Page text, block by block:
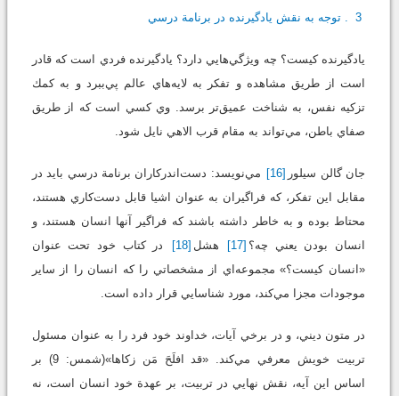
3. توجه به نقش يادگيرنده در برنامة درسي
يادگيرنده كيست؟ چه ويژگي‌هايي دارد؟ يادگيرنده فردي است كه قادر
است از طريق مشاهده و تفكر به لايه‌هاي عالم پي‌ببرد و به كمك
تزكيه نفس، به شناخت عميق‌تر برسد. وي كسي است كه از طريق
صفاي باطن، مي‌تواند به مقام قرب الاهي نايل شود.
جان گالن سيلور [16]
مي‌نويسد: دست‌اندركاران برنامة درسي بايد در
مقابل اين تفكر، كه فراگيران به عنوان اشيا قابل دست‌كاري هستند،
محتاط بوده و به خاطر داشته باشند كه فراگير آنها انسان هستند، و
انسان بودن يعني چه؟ [17] هشل [18]
در كتاب خود تحت عنوان
«انسان كيست؟» مجموعه‌اي از مشخصاتي را كه انسان را از ساير
موجودات مجزا مي‌كند، مورد شناسايي قرار داده است.
در متون ديني، و در برخي آيات، خداوند خود فرد را به عنوان مسئول
تربيت خويش معرفي مي‌كند. «قد افلَحَ مَن زكاها»(شمس: 9) بر
اساس اين آيه، نقش نهايي در تربيت، بر عهدة خود انسان است، نه